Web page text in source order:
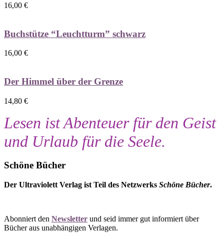
16,00 €
Buchstütze “Leuchtturm” schwarz
16,00 €
Der Himmel über der Grenze
14,80 €
Lesen ist Abenteuer für den Geist
und Urlaub für die Seele.
Schöne Bücher
Der Ultraviolett Verlag ist Teil des Netzwerks Schöne Bücher.
Abonniert den Newsletter und seid immer gut informiert über
Bücher aus unabhängigen Verlagen.